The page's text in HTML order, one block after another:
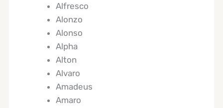
Alfresco
Alonzo
Alonso
Alpha
Alton
Alvaro
Amadeus
Amaro